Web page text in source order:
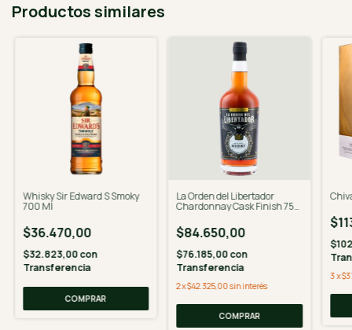
Productos similares
Whisky Sir Edward S Smoky
700 Ml
$36.470,00
$32.823,00con
Transferencia
La Orden del Libertador
Chardonnay Cask Finish 750
$84.650,00
$76.185,00con
Transferencia
2x$42.325,00sin interés
3x